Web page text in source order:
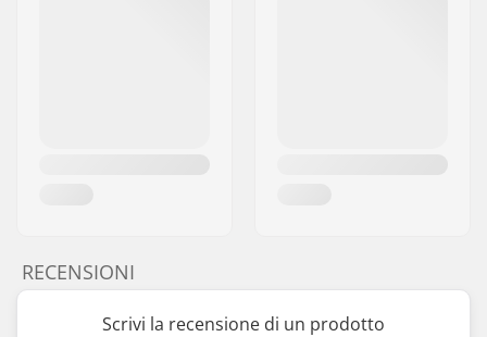
RECENSIONI
Scrivi la recensione di un prodotto